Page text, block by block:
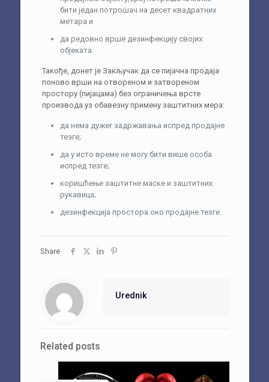
бити један потрошач на десет квадратних
метара и
да редовно врше дезинфекцију својих
објеката.
Такође, донет је Закључак да се пијачна продаја
поново врши на отвореном и затвореном
простору (пијацама) без ограничења врсте
производа уз обавезну примену заштитних мера:
да нема дужег задржавања испред продајне
тезге;
да у исто време не могу бити више особа
испред тезге;
коришћење заштитне маске и заштитних
рукавица;
дезинфекција простора око продајне тезге.
Share
Urednik
Related posts